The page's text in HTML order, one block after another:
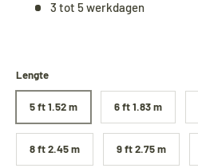
3 tot 5 werkdagen
Lengte
5 ft 1.52 m 6 ft 1.83 m
8 ft 2.45 m 9 ft 2.75 m